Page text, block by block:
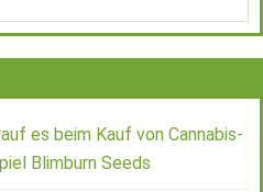
es beim Kauf von Cannabis-
Blimburn Seeds